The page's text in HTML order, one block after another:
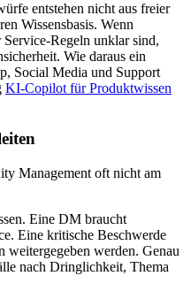
entstehen nicht aus freier
Wissensbasis. Wenn
Regeln unklar sind,
Wie daraus ein
Social Media und Support
KI-Copilot für Produktwissen
Management oft nicht am
Eine DM braucht
Eine kritische Beschwerde
weitergegeben werden. Genau
nach Dringlichkeit, Thema